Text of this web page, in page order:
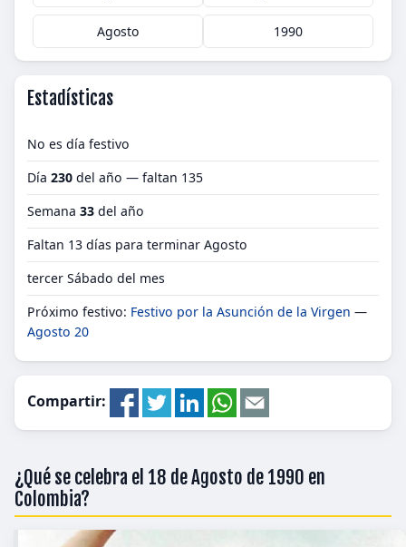
Agosto 1990
Estadísticas
No es día festivo
Día 230 del año — faltan 135
Semana 33 del año
Faltan 13 días para terminar Agosto
tercer Sábado del mes
Próximo festivo: Festivo por la Asunción de la Virgen —
Agosto 20
Compartir:
¿Qué se celebra el 18 de Agosto de 1990 en
Colombia?